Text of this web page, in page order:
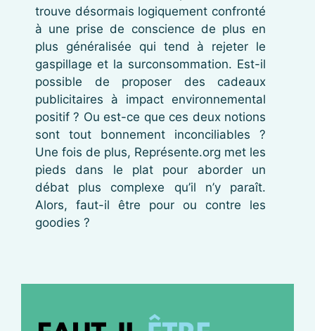
trouve désormais logiquement confronté
à une prise de conscience de plus en
plus généralisée qui tend à rejeter le
gaspillage et la surconsommation. Est-il
possible de proposer des cadeaux
publicitaires à impact environnemental
positif ? Ou est-ce que ces deux notions
sont tout bonnement inconciliables ?
Une fois de plus, Représente.org met les
pieds dans le plat pour aborder un
débat plus complexe qu’il n’y paraît.
Alors, faut-il être pour ou contre les
goodies ?